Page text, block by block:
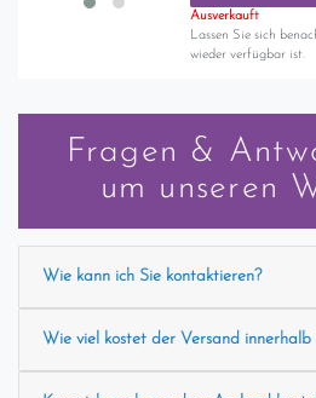
Ausverkauft
Lassen Sie sich
wieder verfügbar ist.
Fragen &
um unseren
Wie kann ich Sie kontaktieren?
Wie viel kostet der Versand innerhalb